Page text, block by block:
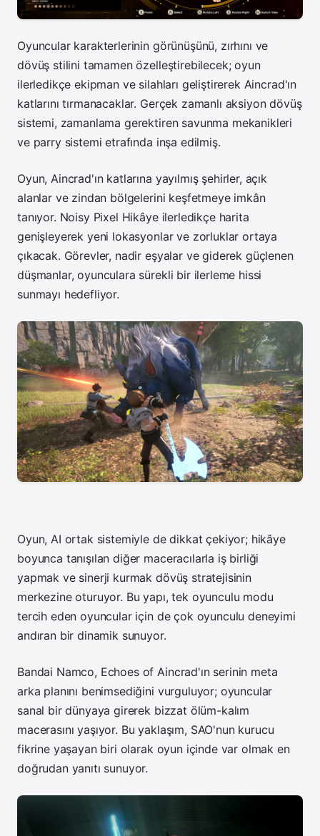
Oyuncular karakterlerinin görünüşünü, zırhını ve
dövüş stilini tamamen özelleştirebilecek; oyun
ilerledikçe ekipman ve silahları geliştirerek Aincrad'ın
katlarını tırmanacaklar. Gerçek zamanlı aksiyon dövüş
sistemi, zamanlama gerektiren savunma mekanikleri
ve parry sistemi etrafında inşa edilmiş.
Oyun, Aincrad'ın katlarına yayılmış şehirler, açık
alanlar ve zindan bölgelerini keşfetmeye imkân
tanıyor. Noisy Pixel Hikâye ilerledikçe harita
genişleyerek yeni lokasyonlar ve zorluklar ortaya
çıkacak. Görevler, nadir eşyalar ve giderek güçlenen
düşmanlar, oyunculara sürekli bir ilerleme hissi
sunmayı hedefliyor.
Oyun, AI ortak sistemiyle de dikkat çekiyor; hikâye
boyunca tanışılan diğer maceracılarla iş birliği
yapmak ve sinerji kurmak dövüş stratejisinin
merkezine oturuyor. Bu yapı, tek oyunculu modu
tercih eden oyuncular için de çok oyunculu deneyimi
andıran bir dinamik sunuyor.
Bandai Namco, Echoes of Aincrad'ın serinin meta
arka planını benimsediğini vurguluyor; oyuncular
sanal bir dünyaya girerek bizzat ölüm-kalım
macerasını yaşıyor. Bu yaklaşım, SAO'nun kurucu
fikrine yaşayan biri olarak oyun içinde var olmak en
doğrudan yanıtı sunuyor.